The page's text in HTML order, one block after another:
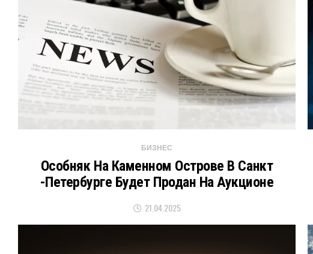
БИЗНЕС
Особняк На Каменном Острове В Санкт
-Петербурге Будет Продан На Аукционе
21.04.2025